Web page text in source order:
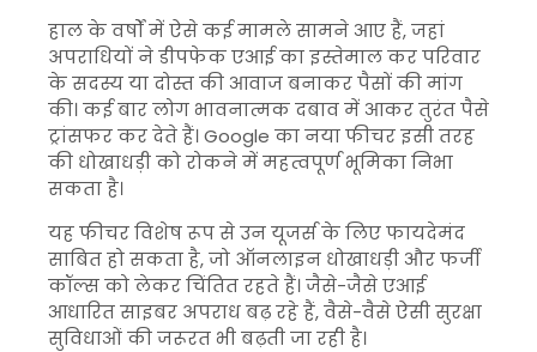
हाल के वर्षों में ऐसे कई मामले सामने आए हैं, जहां
अपराधियों ने डीपफेक एआई का इस्तेमाल कर परिवार
के सदस्य या दोस्त की आवाज बनाकर पैसों की मांग
की। कई बार लोग भावनात्मक दबाव में आकर तुरंत पैसे
ट्रांसफर कर देते हैं। Google का नया फीचर इसी तरह
की धोखाधड़ी को रोकने में महत्वपूर्ण भूमिका निभा
सकता है।
यह फीचर विशेष रूप से उन यूजर्स के लिए फायदेमंद
साबित हो सकता है, जो ऑनलाइन धोखाधड़ी और फर्जी
कॉल्स को लेकर चिंतित रहते हैं। जैसे-जैसे एआई
आधारित साइबर अपराध बढ़ रहे हैं, वैसे-वैसे ऐसी सुरक्षा
सुविधाओं की जरूरत भी बढ़ती जा रही है।